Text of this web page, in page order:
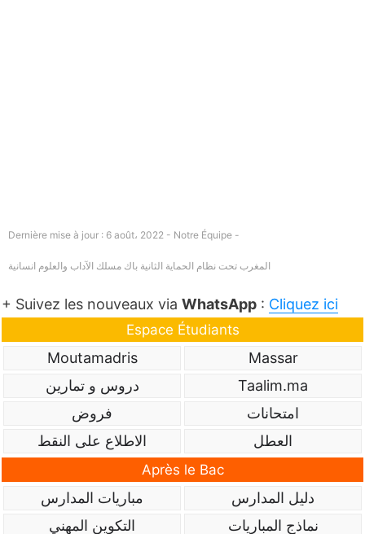
Dernière mise à jour : 6 août، 2022 - Notre Équipe -
المغرب تحت نظام الحماية الثانية باك مسلك الآداب والعلوم انسانية
+ Suivez les nouveaux via WhatsApp : Cliquez ici
Espace Étudiants
Massar
Moutamadris
Taalim.ma
دروس و تمارين
امتحانات
فروض
العطل
الاطلاع على النقط
Après le Bac
دليل المدارس
مباريات المدارس
نماذج المباريات
التكوين المهني